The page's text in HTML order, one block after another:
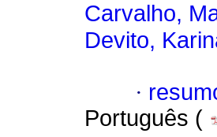
Carvalho,
Devito,
·
Português (